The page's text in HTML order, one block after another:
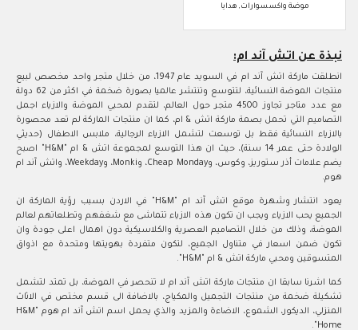
موضة واكسسوارات, هدايا
نبذة عن اتش آند ام:
انطلقت ماركة اتش آند ام في السويد عام 1947، من خلال متجر واحد مخصص لبيع
منتجات الموضة النسائية، لتتوسع وتنتشر عالميا بصورة ضخمة في اكثر من 62 دولة
مع عدد متاجر تجاوز 4500 متجر حول العالم، لتقدم لمحبي الموضة والازياء اجمل
التصاميم التي تحمل بصمة ماركة اتش & ام، كما ان منتجات الماركة لم تعد محصورة
بالازياء النسائية فقط بل توسعت لتشمل الازياء الرجالية، ملابس الاطفال (حديثي
الولادة حتى عمر 14 سنة)، حيث ان هذا التوسع لمجموعة اتش & ام "H&M" اصبح
يضم علامات أذر ستوريز، وكوس، وCheap Monday، وMonki، وWeekday، واتش آند ام
هوم.
يعود انتشار وشهرة موقع اتش آند ام "H&M" في الاردن بسبب رؤية الماركة ان
الجميع يحب الازياء ويجب ان تكون هذه الازياء تتماشى مع شغفهم وتطلعاتهم لعالم
الموضة، وذلك من خلال التصاميم العصرية والكلاسيكية دون اهمال اعلى جودة وان
تكون ضمن اسعار في متناول الجميع، لتكون متفردة بهويتها ومتحدة مع اذواق
المتسوقين ومحبي ماركة اتش & ام "H&M".
كما اشرنا سابقا ان منتجات ماركة اتش آند ام لا تنحصر في الموضة، بل تمتد لتشمل
تشكيلة ضخمة من منتجات التجميل والمكياج، بالاضافة الى قسم مختص في الاثاث
المنزلي، الديكور، الشموع، الاضاءة والمزيد والذي يحمل اسم اتش آند ام هوم "H&M
Home".